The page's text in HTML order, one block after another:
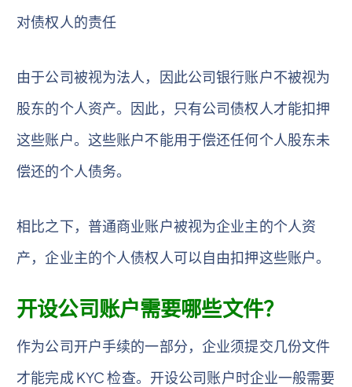
对债权人的责任
由于公司被视为法人，因此公司银行账户不被视为
股东的个人资产。因此，只有公司债权人才能扣押
这些账户。这些账户不能用于偿还任何个人股东未
偿还的个人债务。
相比之下，普通商业账户被视为企业主的个人资
产，企业主的个人债权人可以自由扣押这些账户。
开设公司账户需要哪些文件？
作为公司开户手续的一部分，企业须提交几份文件
才能完成 KYC 检查。开设公司账户时企业一般需要